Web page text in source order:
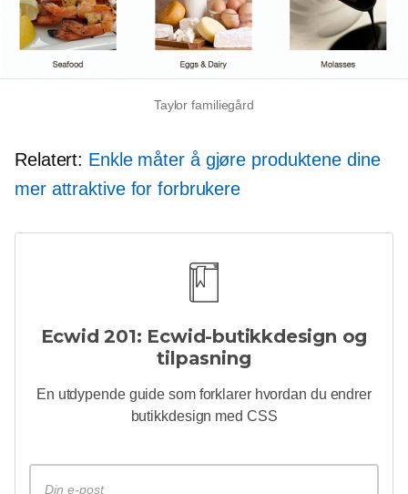
Taylor familiegård
Relatert: Enkle måter å gjøre produktene dine
mer attraktive for forbrukere
Ecwid 201: Ecwid-butikkdesign og
tilpasning
En utdypendeguide som forklarer hvordan du endrer
butikkdesign med CSS